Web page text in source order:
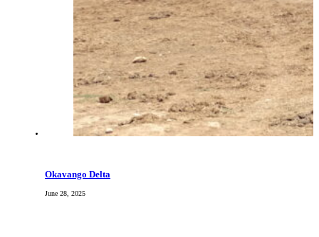
Okavango Delta
June 28, 2025